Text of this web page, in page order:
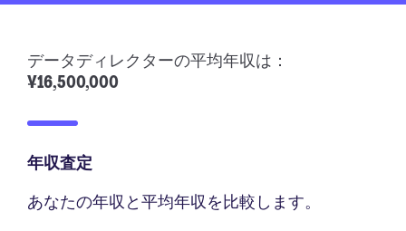
データディレクターの平均年収は：
¥16,500,000
年収査定
あなたの年収と平均年収を比較します。